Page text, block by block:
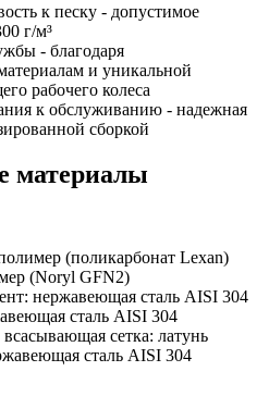
к песку - допустимое
г/м³
- благодаря
и уникальной
рабочего колеса
к обслуживанию - надежная
сборкой
материалы
(поликарбонат Lexan)
(Noryl GFN2)
нержавеющая сталь AISI 304
сталь AISI 304
сетка: латунь
сталь AISI 304